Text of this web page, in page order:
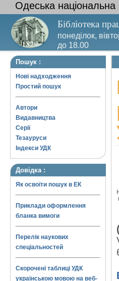
Одеська національна
Бібліотека
понеділок,
до 18.00
Вихідний день
Пошук :
Нові надходження
Простий пошук
Автори
Видавництва
Серії
Тезауруси
Індекси УДК
Довідка :
Як освоїти пошук в ЕК
Приклади оформлення
бланка вимоги
Перелік наукових
спеціальностей
Скорочені таблиці УДК
українською мовою на веб-